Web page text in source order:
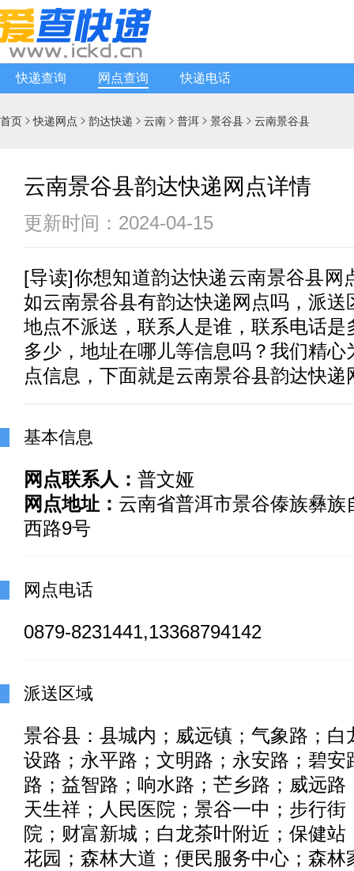
快递查询 网点查询 快递电话
首页 快递网点  韵达快递  云南  普洱  景谷县  云南景谷县
云南景谷县韵达快递网点详情
更新时间：2024-04-15
[导读]你想知道韵达快递云南景谷县网
如云南景谷县有韵达快递 网点吗，派
地点不派送，联系人是谁，联系电话是
多少，地址在哪儿等信息吗？我们精心
点信息，下面就是云南景谷县韵达快
基本信息
网点联系人： 普文娅
网点地址： 云南省普洱市景谷傣族彝族
西路9号
网点电话
0879-8231441,13368794142
派送区域
景谷县：县城内；威远镇；气象路；白
设路；永平路；文明路；永安路；碧安
路；益智路；响水路；芒乡路；威远路
天生祥；人民医院；景谷一中；步行街
院；财富新城；白龙茶叶附近；保健
花园；森林大道；便民服务中心；森林